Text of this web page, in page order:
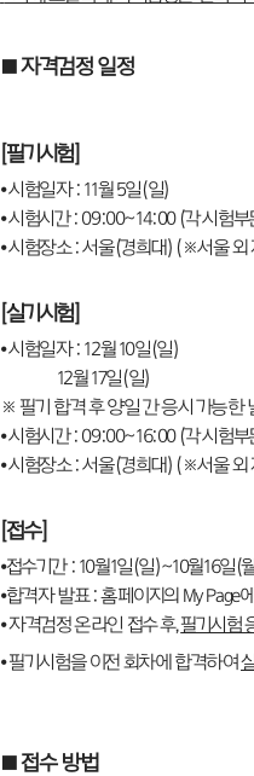
■자격검정 일정
필기시험
⦁ 시험일자 : 11월 5일(일)
⦁ 시험시간 : 09:00~14:00 (각 시험부
⦁ 시험장소 : 서울(경희대) (※서울
실기시험
⦁ 시험일자 : 12월 10일(일)
12월 17일(일)
※ 필기 합격 후 양일 간 응시 가능한
⦁ 시험시간 : 09:00~16:00 (각 시험
⦁ 시험장소 : 서울(경희대) (※서울
접수]
⦁접수기간 : 10월1일(일)~10월16일(
⦁합격자 발표 : 홈페이지의 My
⦁ 자격검정 온라인 접수 후,필기시험
⦁ 필기시험을 이전 회차에 합격하여
■접수 방법